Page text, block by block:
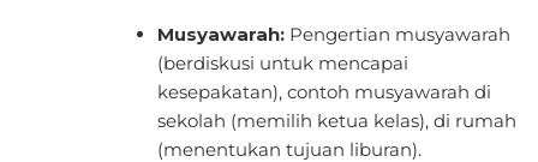
Musyawarah:Pengertian musyawarah
(berdiskusi untuk mencapai
kesepakatan), contoh musyawarah di
sekolah (memilih ketua kelas), di rumah
(menentukan tujuan liburan).